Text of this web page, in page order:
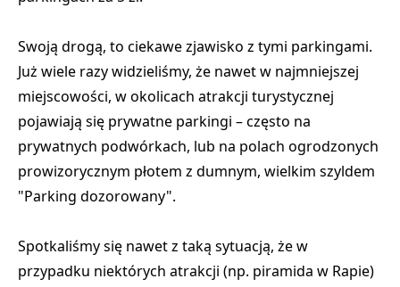
Swoją drogą, to ciekawe zjawisko z tymi parkingami.
Już wiele razy widzieliśmy, że nawet w najmniejszej
miejscowości, w okolicach atrakcji turystycznej
pojawiają się prywatne parkingi – często na
prywatnych podwórkach, lub na polach ogrodzonych
prowizorycznym płotem z dumnym, wielkim szyldem
"Parking dozorowany".
Spotkaliśmy się nawet z taką sytuacją, że w
przypadku niektórych atrakcji (np. piramida w Rapie)